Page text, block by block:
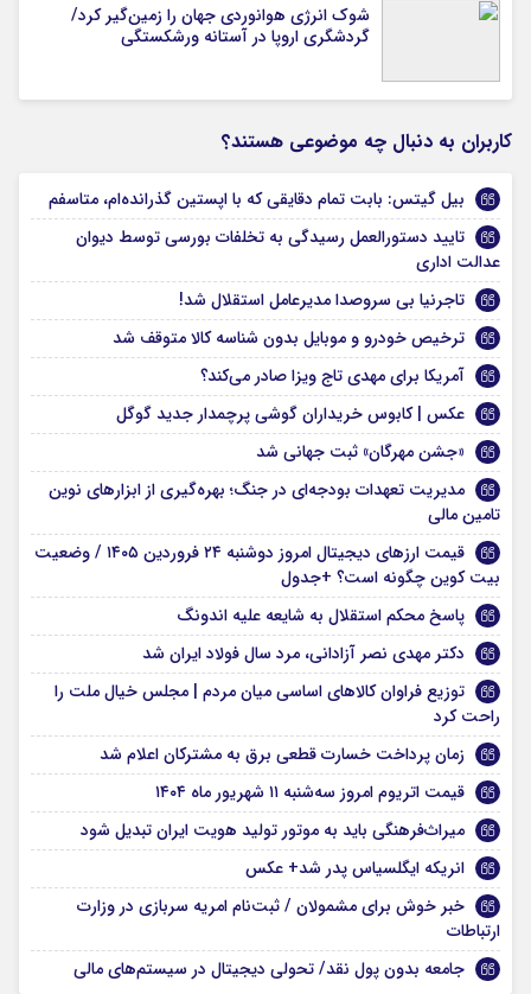
شوک انرژی هوانوردی جهان را زمین‌گیر کرد/
گردشگری اروپا در آستانه ورشکستگی
کاربران به دنبال چه موضوعی هستند؟
بیل گیتس: بابت تمام دقایقی که با اپستین گذرانده‌ام، متاسفم
تایید دستورالعمل رسیدگی به تخلفات بورسی توسط دیوان
عدالت اداری
تاجرنیا بی سروصدا مدیرعامل استقلال شد!
ترخیص خودرو و موبایل بدون شناسه کالا متوقف شد
آمریکا برای مهدی تاج ویزا صادر می‌کند؟
عکس | کابوس خریداران گوشی پرچمدار جدید گوگل
«جشن مهرگان» ثبت جهانی شد
مدیریت تعهدات بودجه‌ای در جنگ‌؛ بهره‌گیری از ابزار‌های نوین
تامین مالی
قیمت ارزهای دیجیتال امروز دوشنبه ۲۴ فروردین ۱۴۰۵ / وضعیت
بیت کوین چگونه است؟ +جدول
پاسخ محکم استقلال به شایعه علیه اندونگ
دکتر مهدی نصر آزادانی، مرد سال فولاد ایران شد
توزیع فراوان کالاهای اساسی میان مردم | مجلس خیال ملت را
راحت کرد
زمان پرداخت خسارت قطعی برق به مشترکان اعلام شد
قیمت اتریوم امروز سه‌شنبه ۱۱ شهریور ماه ۱۴۰۴
میراث‌فرهنگی باید به موتور تولید هویت ایران تبدیل شود
انریکه ایگلسیاس پدر شد+ عکس
خبر خوش برای مشمولان / ثبت‌نام امریه سربازی در وزارت
ارتباطات
جامعه بدون پول نقد/ تحولی دیجیتال در سیستم‌های مالی